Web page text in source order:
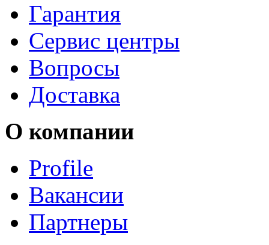
Гарантия
Сервис центры
Вопросы
Доставка
О компании
Profile
Вакансии
Партнеры